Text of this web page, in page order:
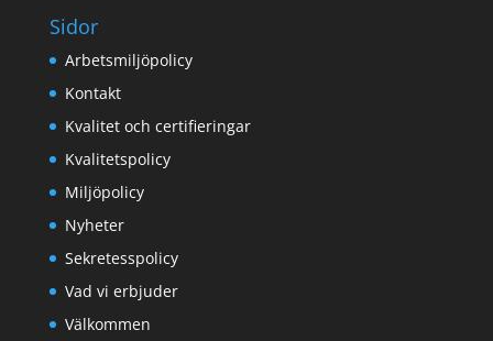
Sidor
Arbetsmiljöpolicy
Kontakt
Kvalitet och certifieringar
Kvalitetspolicy
Miljöpolicy
Nyheter
Sekretesspolicy
Vad vi erbjuder
Välkommen